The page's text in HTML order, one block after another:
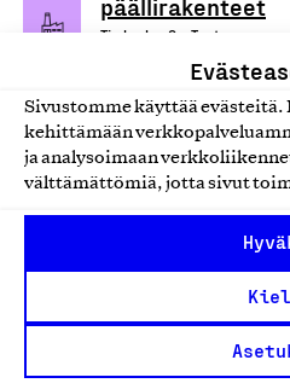
Sivustomme käyttää evästeitä.
kehittämään
ja analysoimaan
välttämättömiä, jotta sivut
päällirakenteet
Timberlog Oy, Tuote
Metallituotteet
Turvatec
pyörätelineet